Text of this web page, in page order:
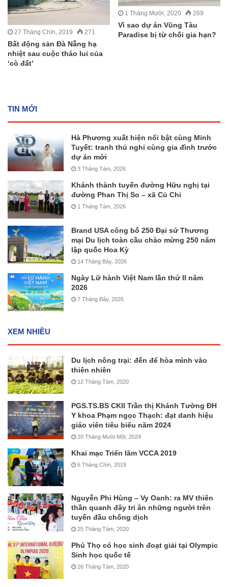
27 Tháng Chín, 2019 271
Bất động sản Đà Nẵng hạ
nhiệt sau cuộc tháo lui của
‘cò đất’
1 Tháng Mười, 2020 269
Vì sao dự án Vũng Tàu
Paradise bị từ chối gia hạn?
TIN MỚI
Hà Phương xuất hiện nổi bật cùng Minh
Tuyết: tranh thủ nghỉ cùng gia đình trước
dự án mới
3 Tháng Tám, 2026
Khánh thành tuyến đường Hữu nghị tại
đường Phan Thị So – xã Củ Chi
1 Tháng Tám, 2026
Brand USA công bố 250 Đại sứ Thương
mại Du lịch toàn cầu chào mừng 250 năm
lập quốc Hoa Kỳ
14 Tháng Bảy, 2026
Ngày Lữ hành Việt Nam lần thứ II năm
2026
7 Tháng Bảy, 2026
XEM NHIỀU
Du lịch nông trại: đến để hòa mình vào
thiên nhiên
12 Tháng Tám, 2020
PGS.TS.BS CKII Trần thị Khánh Tường ĐH
Y khoa Phạm ngọc Thạch: đạt danh hiệu
giáo viên tiêu biểu năm 2024
20 Tháng Mười Một, 2024
Khai mạc Triển lãm VCCA 2019
6 Tháng Chín, 2019
Nguyễn Phi Hùng – Vy Oanh: ra MV thiên
thần quanh đây tri ân những người trên
tuyến đầu chống dịch
25 Tháng Tám, 2020
Phú Thọ có học sinh đoạt giải tại Olympic
Sinh học quốc tế
26 Tháng Tám, 2020